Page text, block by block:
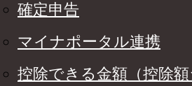
確定申告
マイナポータル連携
控除できる金額（控除